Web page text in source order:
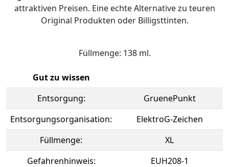
attraktiven Preisen. Eine echte Alternative zu teuren
Original Produkten oder Billigsttinten.
Füllmenge: 138 ml.
Gut zu wissen
Entsorgung:
GruenePunkt
Entsorgungsorganisation:
ElektroG-Zeichen
Füllmenge:
XL
Gefahrenhinweis:
EUH208-1